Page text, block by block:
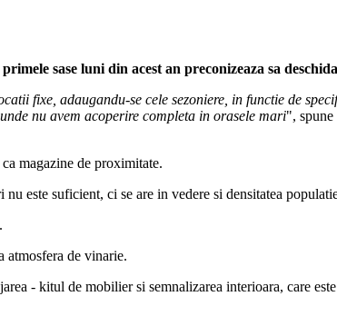
sase luni din acest an preconizeaza sa
fixe, adaugandu-se cele sezoniere, in functie de
nu avem acoperire completa in orasele mari",
magazine de proximitate.
este suficient, ci se are in vedere si densitatea
atmosfera de vinarie.
- kitul de mobilier si semnalizarea interioara, care